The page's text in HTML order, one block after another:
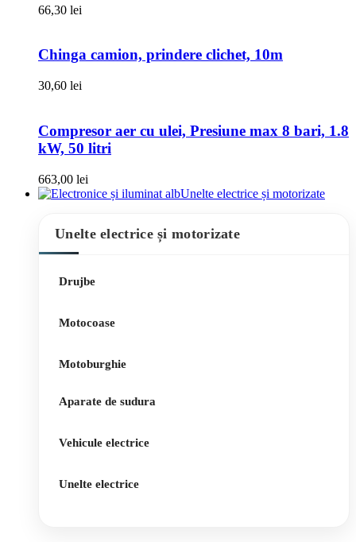
66,30 lei
Chinga camion, prindere clichet, 10m
30,60 lei
Compresor aer cu ulei, Presiune max 8 bari, 1.8
kW, 50 litri
663,00 lei
Unelte electrice și motorizate
Unelte electrice și motorizate
Drujbe
Motocoase
Motoburghie
Aparate de sudura
Vehicule electrice
Unelte electrice